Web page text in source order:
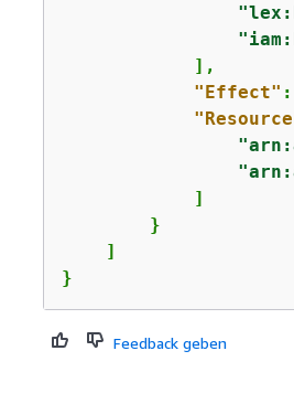
            ],
"Effect" :
            ]
        }
    ]
}
Feedback geben